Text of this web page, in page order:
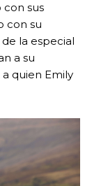
con sus
con su
la especial
a su
quien Emily